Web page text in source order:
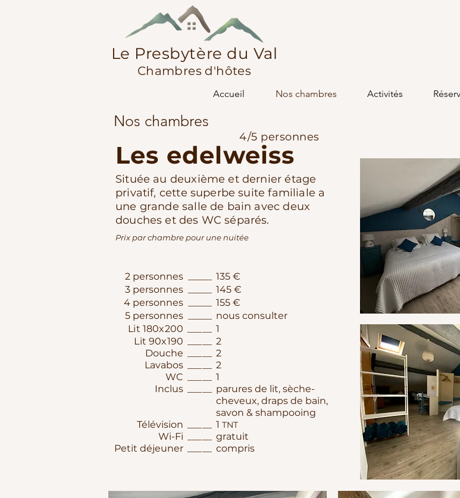
Le Presbytère du Val
Chambres d'hôtes
Accueil Nos chambres Activités
Nos chambres
Les edelweiss
4/5 personnes
Située au deuxième et dernier étage
privatif, cette superbe suite familiale a
une grande salle de bain avec deux
douches et des WC séparés.
Prix par chambre pour une nuitée
2 personnes
3 personnes
4 personnes
5 personnes
Lit 180x200
Lit 90x190
Douche
Lavabos
WC
Inclus​
Télévision
Wi-Fi
Petit déjeuner
135 €
145 €
155 €
nous consulter
1
2
2
2
1
parures de lit, sèche-
cheveux, draps de bain,
savon & shampooing
1 TNT
gratuit
compris